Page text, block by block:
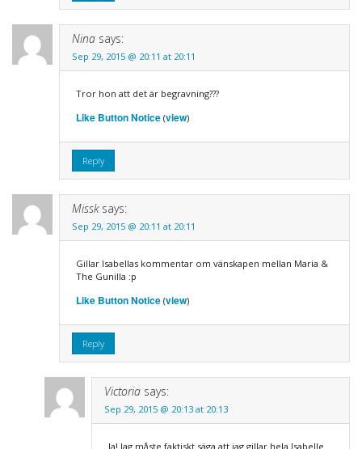
Nina says:
Sep 29, 2015 @ 20:11 at 20:11
Tror hon att det är begravning???
Like Button Notice(view)
Reply
Missk says:
Sep 29, 2015 @ 20:11 at 20:11
Gillar Isabellas kommentar om vänskapen mellan Maria &
The Gunilla :p
Like Button Notice(view)
Reply
Victoria says:
Sep 29, 2015 @ 20:13 at 20:13
Ja! Jag måste faktiskt säga att jag gillar hela Isabelle.